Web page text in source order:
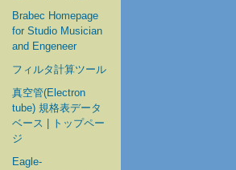
Brabec Homepage
for Studio Musician
and Engeneer
フィルタ計算ツール
真空管(Electron
tube) 規格表データ
ベース | トップペー
ジ
Eagle-